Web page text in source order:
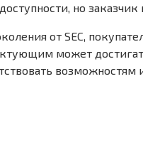
но
от SEC,
может